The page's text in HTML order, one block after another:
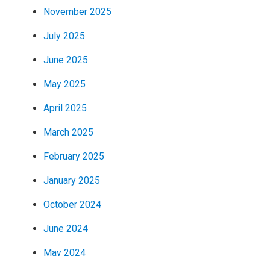
November 2025
July 2025
June 2025
May 2025
April 2025
March 2025
February 2025
January 2025
October 2024
June 2024
May 2024